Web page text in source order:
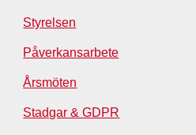
Styrelsen
Påverkansarbete
Årsmöten
Stadgar & GDPR